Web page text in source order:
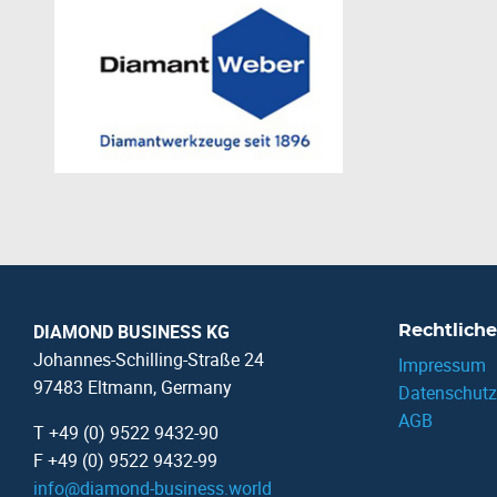
DIAMOND BUSINESS KG
Johannes-Schilling-Straße 24
97483 Eltmann, Germany
T +49 (0) 9522 9432-90
F +49 (0) 9522 9432-99
info@diamond-business.world
Impressum
Datenschutz
AGB